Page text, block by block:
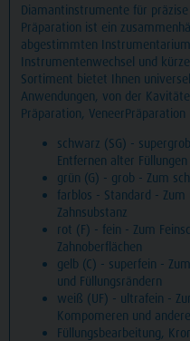
Diamantinstrumente für
Präparation ist ein
abgestimmten
Instrumentenwechsel und
Sortiment bietet Ihnen
Anwendungen, von der
Präparation, VeneerPräparation
schwarz (SG) -
Entfernen alter Füllungen
grün (G) - grob - Zum
farblos - Standard - Zum
Zahnsubstanz
rot (F) - fein - Zum
Zahnoberflächen
gelb (C) - superfein -
und Füllungsrändern
weiß (UF) - ultrafein -
Kompomeren und
Füllungsbearbeitung,